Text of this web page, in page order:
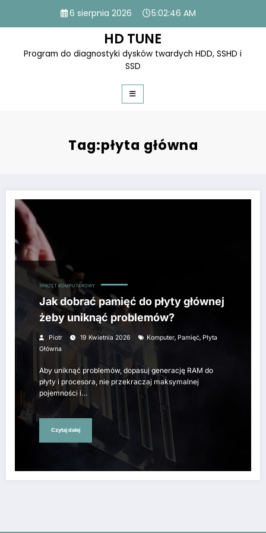
content
6 sierpnia 2026 5:02:46 AM
HD TUNE
Program do diagnostyki dysków twardych HDD, SSHD i
SSD
Tag:płyta główna
SPRZĘT KOMPUTEROWY
Jak dobrać pamięć do płyty głównej
żeby uniknąć problemów?
Piotr 19 Kwietnia 2026 Komputer, Pamięć, Płyta
Główna
Aby uniknąć problemów, dopasuj generację RAM do
płyty i procesora, nie przekraczaj maksymalnej
pojemności i…
Czytaj dalej